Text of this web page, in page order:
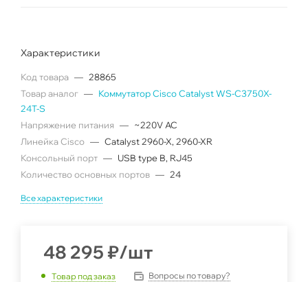
Характеристики
Код товара — 28865
Товар аналог — Коммутатор Cisco Catalyst WS-C3750X-
24T-S
Напряжение питания — ~220V AC
Линейка Cisco — Catalyst 2960-X, 2960-XR
Консольный порт — USB type B, RJ45
Количество основных портов — 24
Все характеристики
48 295 ₽/шт
Товар под заказ Вопросы по товару?